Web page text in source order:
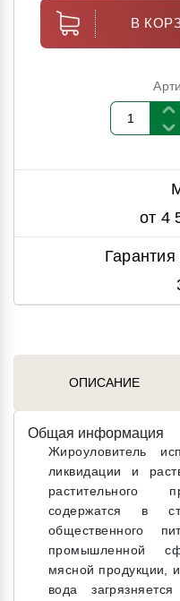
В
от 4
ОПИСАНИЕ
Общая информация
Жироуловитель
ликвидации и
растительного
содержатся в
общественного
промышленной
мясной продукции,
вода